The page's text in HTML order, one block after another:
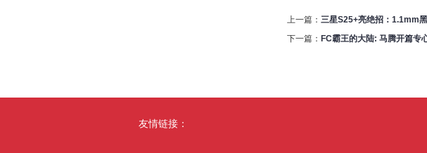
上一篇： 三星S25+亮绝招：1.1mm
下一篇： FC霸王的大陆: 马腾开篇专
友情链接：